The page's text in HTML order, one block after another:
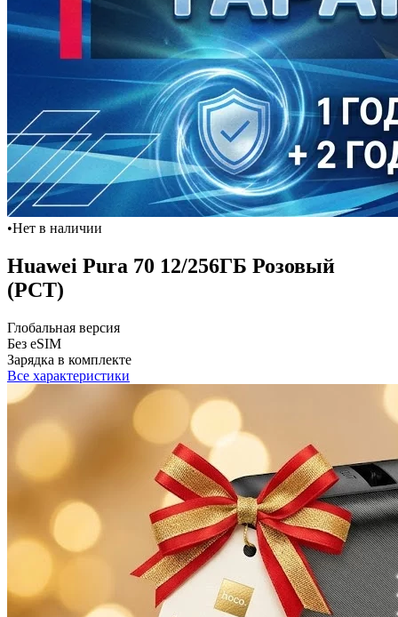
•Нет в наличии
Huawei Pura 70 12/256ГБ Розовый
(РСТ)
Глобальная версия
Без eSIM
Зарядка в комплекте
Все характеристики